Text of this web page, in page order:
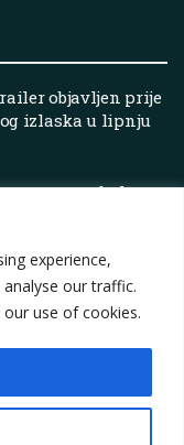
experience,
our traffic.
use of cookies.
objavljen prije
izlaska u lipnju
program obuke za